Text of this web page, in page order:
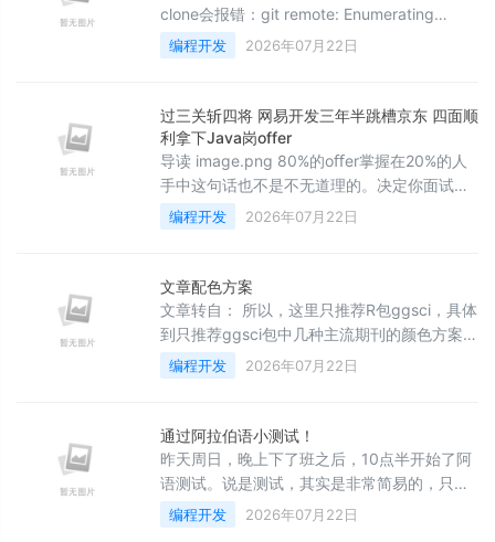
公式。就是两者同时发生的概率除以已发生事
件的概率。 2、概率和似然是什么（字节跳
动） 参考答案 概
clone会报错：git remote: Enumerating
objects: 109541, done. remote: Counting
objects: 100% (109541/109541), done.
(37502/37502), done. error: RPC faile
编程开发 2026年07月22日
过三关斩四将 网易开发三年半跳槽京东 四面顺
利拿下Java岗offer
导读 image.png 80%的oﬀer掌握在20%的人
手中这句话也不是不无道理的。决定你面试能
否成功的因素中实力固然占有很大一部分比
例，但是如果你的心态或者说运气不好的话，
拿心态来说，千万不要因为面试失败而气馁或
者说怀疑自己的能力，面试失败之后多总结一
下失败的原因，后面你就会发现自己会越来越
强大。 运筹帷幄之后，决胜千里之外！不打毫
无准备
编程开发 2026年07月22日
文章配色方案
文章转自： 所以，这里只推荐R包ggsci，具体
到只推荐ggsci包中几种主流期刊的颜色方案。
毕竟在作图的时候很少有超过10种色调的。如
果不够用，那就把下面这些颜色适当调一调，
刊的配色 install.packages("ggsci") #安装
scales用以显示提取的颜色
编程开发 2026年07月22日
通过阿拉伯语小测试！
昨天周日，晚上下了班之后，10点半开始了阿
语测试。说是测试，其实是非常简易的，只是
通过skype视频，老师指哪个字母或者单词，
我就拼读出来。 测试目的也是很简单，通过一
编程开发 2026年07月22日